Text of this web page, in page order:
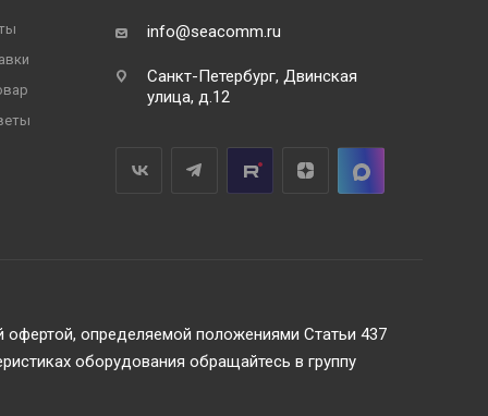
info@seacomm.ru
Санкт-Петербург, Двинская
улица, д.12
офертой, определяемой положениями Статьи 437
оборудования обращайтесь в группу